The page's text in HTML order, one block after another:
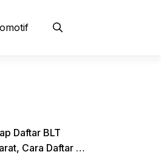
Daftar BLT
Cara Daftar &